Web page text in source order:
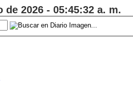
de 2026 - 05:45:32 a. m.